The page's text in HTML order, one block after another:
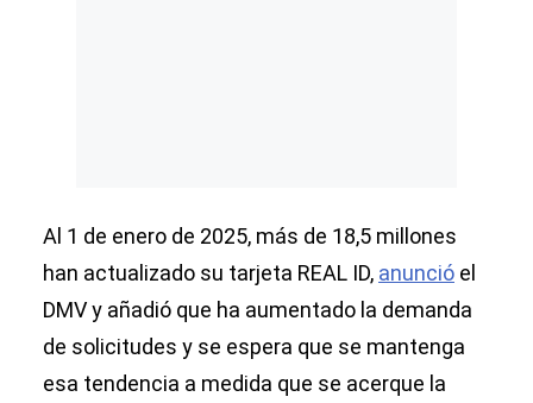
Al 1 de enero de 2025, más de 18,5 millones
han actualizado su tarjeta REAL ID, anunció el
DMV y añadió que ha aumentado la demanda
de solicitudes y se espera que se mantenga
esa tendencia a medida que se acerque la